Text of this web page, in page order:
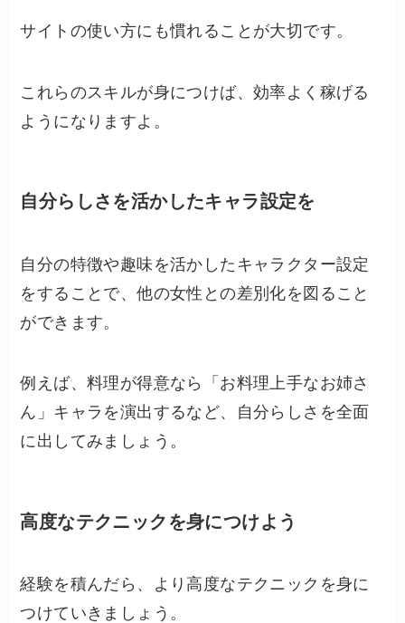
サイトの使い方にも慣れることが大切です。
これらのスキルが身につけば、効率よく稼げる
ようになりますよ。
自分らしさを活かしたキャラ設定を
自分の特徴や趣味を活かしたキャラクター設定
をすることで、他の女性との差別化を図ること
ができます。
例えば、料理が得意なら「お料理上手なお姉さ
ん」キャラを演出するなど、自分らしさを全面
に出してみましょう。
高度なテクニックを身につけよう
経験を積んだら、より高度なテクニックを身に
つけていきましょう。